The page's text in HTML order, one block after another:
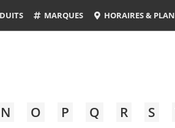
MARQUES HORAIRES & PLAN
N O P Q R S